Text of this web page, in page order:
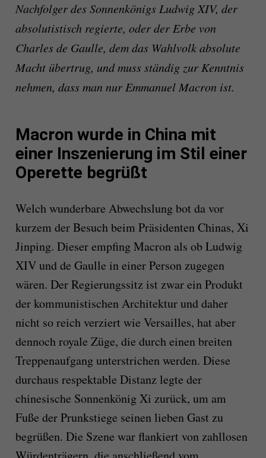
Nachfolger des Sonnenkönigs Ludwig XIV, der
absolutistisch regierte, oder der Erbe von
Charles de Gaulle, dem das Wahlvolk absolute
Macht übertrug, und muss ständig zur Kenntnis
nehmen, dass man nur Emmanuel Macron ist.
Macron wurde in China mit
einer Inszenierung im Stil einer
Operette begrüßt
Welch wunderbare Abwechslung bot da vor
kurzem der Besuch beim Präsidenten Chinas, Xi
Jinping. Dieser empfing Macron als ob Ludwig
XIV und de Gaulle in einer Person zugegen
wären. Der Regierungssitz ist zwar ein Produkt
der kommunistischen Architektur und daher
nicht so reich verziert wie Versailles, hat aber
dennoch royale Züge, die durch einen breiten
Treppenaufgang unterstrichen werden. Diese
durchaus respektable Distanz legte der
chinesische Sonnenkönig Xi zurück, um am
Fuße der Prunkstiege seinen lieben Gast zu
begrüßen. Die Szene war flankiert von zahllosen